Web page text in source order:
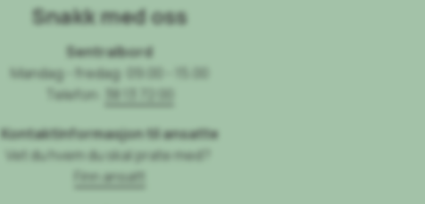
Snakk med oss
Sentralbord
Mandag - fredag: 09.00 - 15.00
Telefon:
38 13 72 00
Kontaktinformasjon til ansatte
Vet du hvem du skal prate med?
Finn ansatt